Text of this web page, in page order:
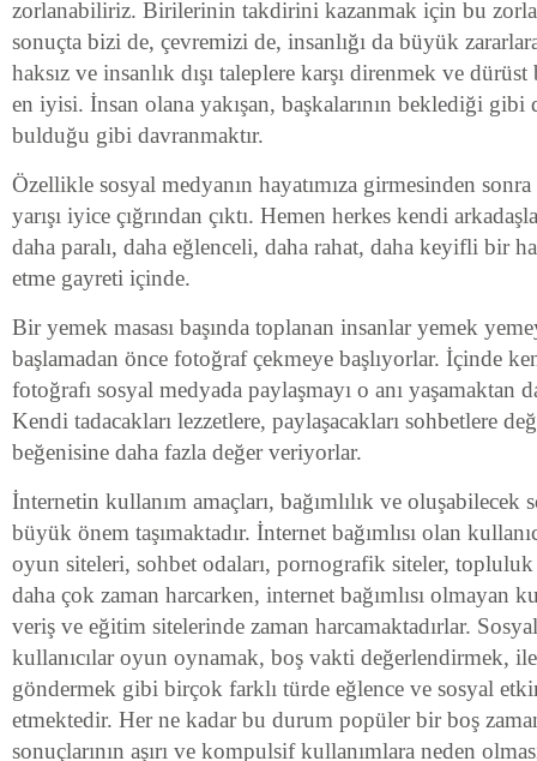
zorlanabiliriz. Birilerinin takdirini kazanmak için bu
sonuçta bizi de, çevremizi de, insanlığı da büyük
haksız ve insanlık dışı taleplere karşı direnmek ve
en iyisi. İnsan olana yakışan, başkalarının beklediği
bulduğu gibi davranmaktır.
Özellikle sosyal medyanın hayatımıza girmesinden
yarışı iyice çığrından çıktı. Hemen herkes kendi
daha paralı, daha eğlenceli, daha rahat, daha keyifli bir
etme gayreti içinde.
Bir yemek masası başında toplanan insanlar yemek
başlamadan önce fotoğraf çekmeye başlıyorlar. İçinde
fotoğrafı sosyal medyada paylaşmayı o anı yaşamaktan
Kendi tadacakları lezzetlere, paylaşacakları sohbetlere
beğenisine daha fazla değer veriyorlar.
İnternetin kullanım amaçları, bağımlılık ve oluşabilecek
büyük önem taşımaktadır. İnternet bağımlısı olan
oyun siteleri, sohbet odaları, pornografik siteler,
daha çok zaman harcarken, internet bağımlısı olmayan
veriş ve eğitim sitelerinde zaman harcamaktadırlar.
kullanıcılar oyun oynamak, boş vakti değerlendirmek,
göndermek gibi birçok farklı türde eğlence ve sosyal
etmektedir. Her ne kadar bu durum popüler bir boş
sonuçlarının aşırı ve kompulsif kullanımlara neden